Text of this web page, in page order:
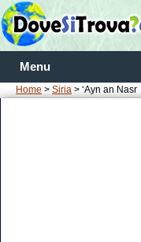
Menu
Home > Siria > ‘Ayn an Nasr